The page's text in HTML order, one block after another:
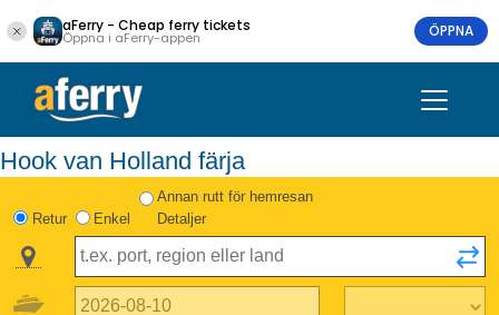
aFerry - Cheap ferry tickets
Öppna i aFerry-appen ÖPPNA
Hook van Holland färja
Retur Enkel
Annan rutt för hemresan
Detaljer